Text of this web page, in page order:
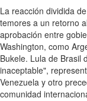
La reacción dividida
temores a un retorno
aprobación entre
Washington, como
Bukele. Lula de Brasil
inaceptable",
Venezuela y otro
comunidad